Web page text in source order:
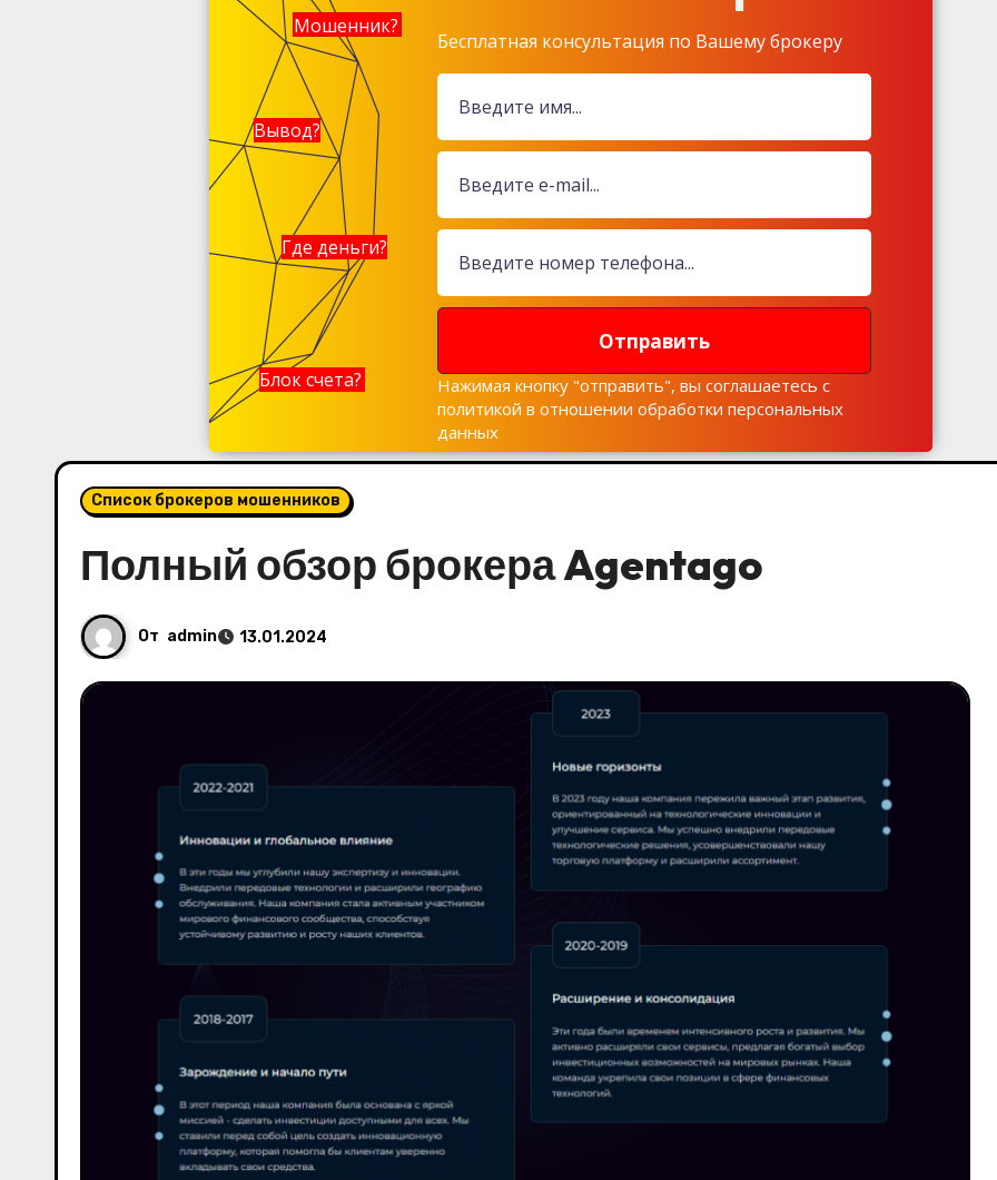
Бесплатная консультация по Вашему брокеру
Мошенник?
Вывод?
Где деньги?
Блок счета?
Отправить
Нажимая кнопку "отправить", вы соглашаетесь с
политикой в отношении обработки персональных
данных
Список брокеров мошенников
Полный обзор брокера Agentago
От admin 13.01.2024